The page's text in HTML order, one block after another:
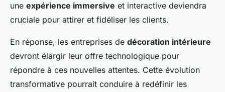
une expérience immersive et interactive deviendra
cruciale pour attirer et fidéliser les clients.
En réponse, les entreprises de décoration intérieure
devront élargir leur offre technologique pour
répondre à ces nouvelles attentes. Cette évolution
transformative pourrait conduire à redéfinir les